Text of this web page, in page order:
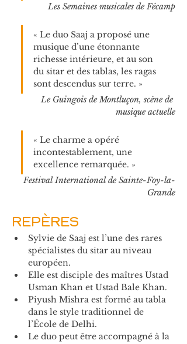
Les Semaines musicales de Fécamp
« Le duo Saaj a proposé une
musique d’une étonnante
richesse intérieure, et au son
du sitar et des tablas, les ragas
sont descendus sur terre. »
Le Guingois de Montluçon, scène de
musique actuelle
« Le charme a opéré
incontestablement, une
excellence remarquée. »
Festival International de Sainte-Foy-la-
Grande
REPÈRES
Sylvie de Saaj est l’une des rares
spécialistes du sitar au niveau
européen.
Elle est disciple des maîtres Ustad
Usman Khan et Ustad Bale Khan.
Piyush Mishra est formé au tabla
dans le style traditionnel de
l’École de Delhi.
Le duo peut être accompagné à la